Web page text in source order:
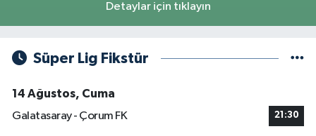
Detaylar için tıklayın
Süper Lig Fikstür
14 Ağustos, Cuma
Galatasaray - Çorum FK
21:30